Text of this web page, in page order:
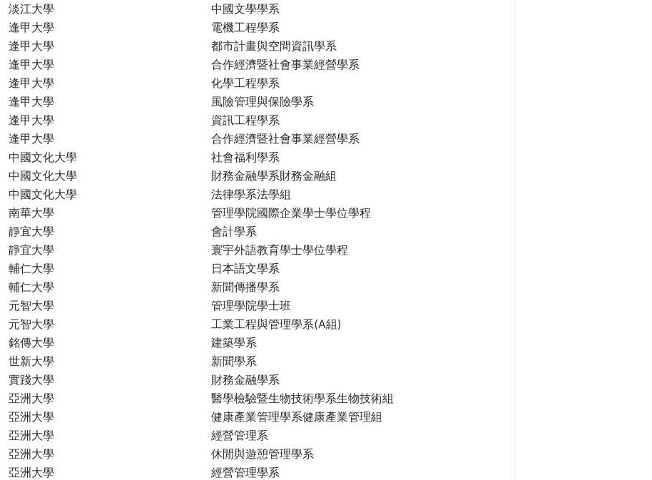
淡江大學
中國文學學系
逢甲大學
電機工程學系
逢甲大學
都市計畫與空間資訊學系
逢甲大學
合作經濟暨社會事業經營學系
逢甲大學
化學工程學系
逢甲大學
風險管理與保險學系
逢甲大學
資訊工程學系
逢甲大學
合作經濟暨社會事業經營學系
中國文化大學
社會福利學系
中國文化大學
財務金融學系財務金融組
中國文化大學
法律學系法學組
南華大學
管理學院國際企業學士學位學程
靜宜大學
會計學系
靜宜大學
寰宇外語教育學士學位學程
輔仁大學
日本語文學系
輔仁大學
新聞傳播學系
元智大學
管理學院學士班
元智大學
工業工程與管理學系(A組)
銘傳大學
建築學系
世新大學
新聞學系
實踐大學
財務金融學系
亞洲大學
醫學檢驗暨生物技術學系生物技術組
亞洲大學
健康產業管理學系健康產業管理組
亞洲大學
經營管理系
亞洲大學
休閒與遊憩管理學系
亞洲大學
經營管理學系